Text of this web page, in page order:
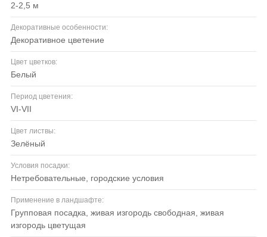
2-2,5 м
Декоративные особенности:
декоративное цветение
Цвет цветков:
белый
Период цветения:
VI-VII
Цвет листвы:
зелёный
Условия посадки:
нетребовательные, городские условия
Применение в ландшафте:
групповая посадка, живая изгородь свободная, живая
изгородь цветущая